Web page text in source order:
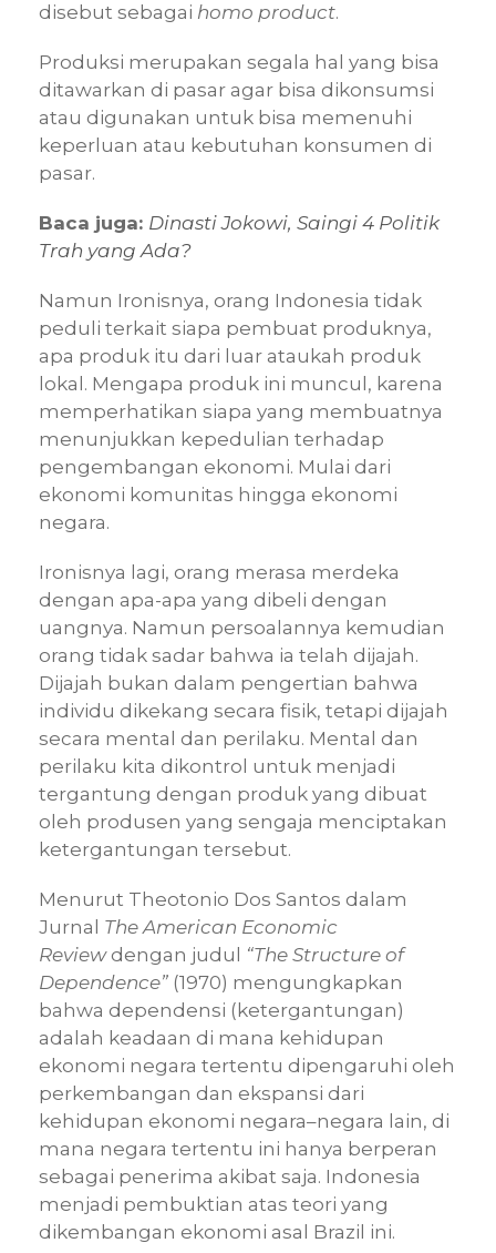
disebut sebagai homo product.
Produksi merupakan segala hal yang bisa
ditawarkan di pasar agar bisa dikonsumsi
atau digunakan untuk bisa memenuhi
keperluan atau kebutuhan konsumen di
pasar.
Baca juga: Dinasti Jokowi, Saingi 4 Politik
Trah yang Ada?
Namun Ironisnya, orang Indonesia tidak
peduli terkait siapa pembuat produknya,
apa produk itu dari luar ataukah produk
lokal. Mengapa produk ini muncul, karena
memperhatikan siapa yang membuatnya
menunjukkan kepedulian terhadap
pengembangan ekonomi. Mulai dari
ekonomi komunitas hingga ekonomi
negara.
Ironisnya lagi, orang merasa merdeka
dengan apa-apa yang dibeli dengan
uangnya. Namun persoalannya kemudian
orang tidak sadar bahwa ia telah dijajah.
Dijajah bukan dalam pengertian bahwa
individu dikekang secara fisik, tetapi dijajah
secara mental dan perilaku. Mental dan
perilaku kita dikontrol untuk menjadi
tergantung dengan produk yang dibuat
oleh produsen yang sengaja menciptakan
ketergantungan tersebut.
Menurut Theotonio Dos Santos dalam
Jurnal The American Economic
Reviewdengan judul “The Structure of
Dependence” (1970) mengungkapkan
bahwa dependensi (ketergantungan)
adalah keadaan di mana kehidupan
ekonomi negara tertentu dipengaruhi oleh
perkembangan dan ekspansi dari
kehidupan ekonomi negara–negara lain, di
mana negara tertentu ini hanya berperan
sebagai penerima akibat saja. Indonesia
menjadi pembuktian atas teori yang
dikembangan ekonomi asal Brazil ini.